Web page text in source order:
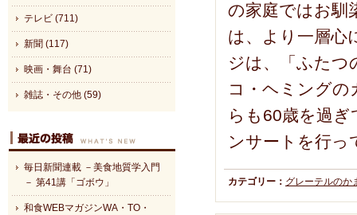
の家庭ではお馴
は、より一層心
ジは、「ふたつ
コ・ヘミング
らも60歳を過
ンサートを行っ
カテゴリー： グレーテルのか
テレビ (711)
新聞 (117)
映画・舞台 (71)
雑誌・その他 (59)
毎日新聞連載 －美食地質学入門
－ 第41講「ゴボウ」
和食WEBマガジンWA・TO・